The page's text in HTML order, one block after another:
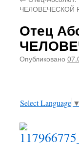
содержимому
ЧЕЛОВЕЧЕСКОЙ
Отец
Опубликовано
Select Language ▼